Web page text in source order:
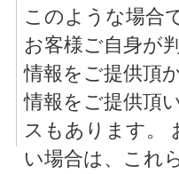
このような場合
お客様ご自身が
情報をご提供頂
情報をご提供頂
スもあります。
い場合は、これ